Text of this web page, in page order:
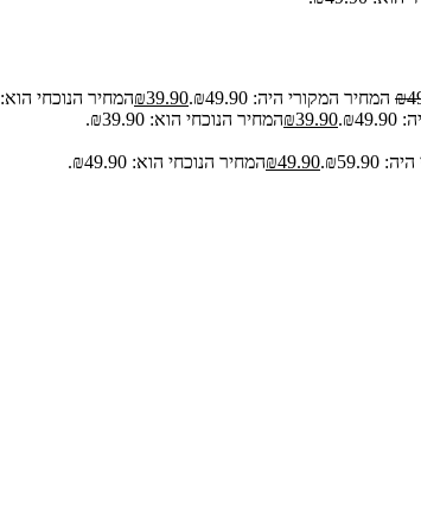
₪ המחיר המקורי היה: ₪49.90. ₪39.90
המחיר הנוכחי הוא: ₪39.90.
₪39.90
המחיר הנוכחי הוא: ₪39.90.
₪49.90
המחיר הנוכחי הוא: ₪49.90.